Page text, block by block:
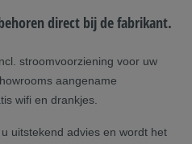
direct bij de fabrikant.
stroomvoorziening voor uw
aangename
wifi en drankjes.
uitstekend advies en wordt het